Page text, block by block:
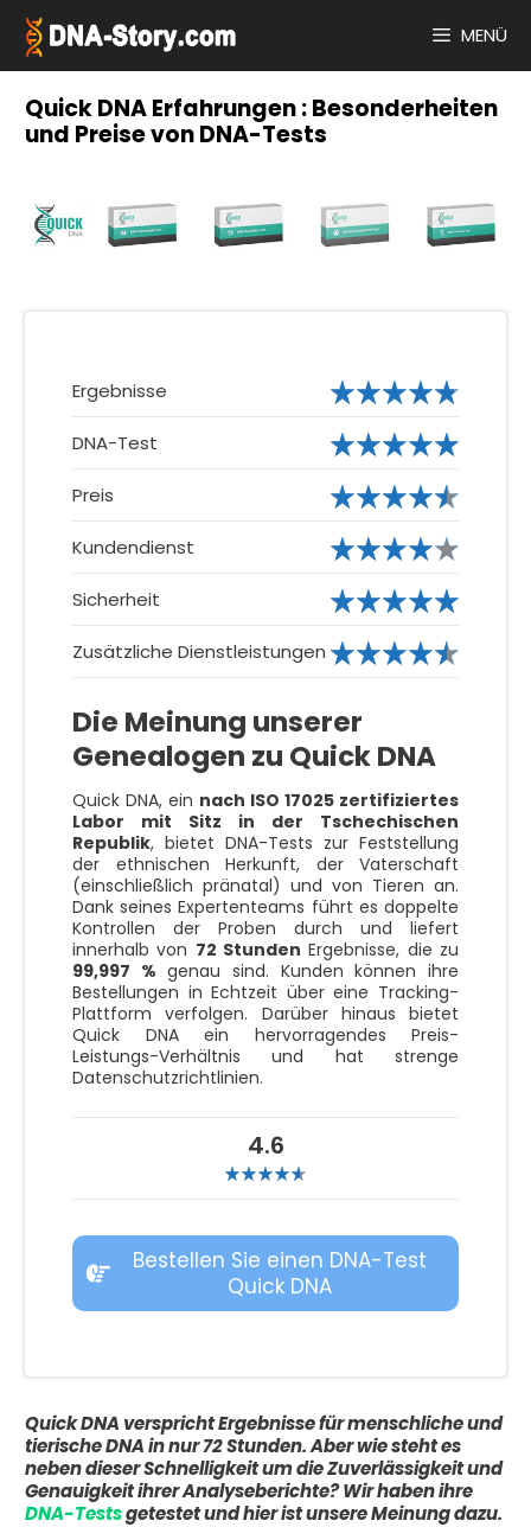
Inhalt
springen
MENÜ
Quick DNA Erfahrungen : Besonderheiten
und Preise von DNA-Tests
Ergebnisse
DNA-Test
Preis
Kundendienst
Sicherheit
Zusätzliche Dienstleistungen
Die Meinung unserer
Genealogen zu Quick DNA
Quick DNA, ein nach ISO 17025 zertifiziertes
Labor mit Sitz in der Tschechischen
Republik, bietet DNA-Tests zur Feststellung
der ethnischen Herkunft, der Vaterschaft
(einschließlich pränatal) und von Tieren an.
Dank seines Expertenteams führt es doppelte
Kontrollen der Proben durch und liefert
innerhalb von 72 Stunden Ergebnisse, die zu
99,997 % genau sind. Kunden können ihre
Bestellungen in Echtzeit über eine Tracking-
Plattform verfolgen. Darüber hinaus bietet
Quick DNA ein hervorragendes Preis-
Leistungs-Verhältnis und hat strenge
Datenschutzrichtlinien.
4.6
Bestellen Sie einen DNA-Test
Quick DNA
Quick DNA verspricht Ergebnisse für menschliche und
tierische DNA in nur 72 Stunden. Aber wie steht es
neben dieser Schnelligkeit um die Zuverlässigkeit und
Genauigkeit ihrer Analyseberichte? Wir haben ihre
DNA-Testsgetestet und hier ist unsere Meinung dazu.